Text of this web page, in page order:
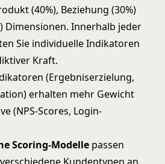
(40%), Beziehung (30%)
Dimensionen. Innerhalb jeder
Sie individuelle Indikatoren
Kraft.
(Ergebniserzielung,
erhalten mehr Gewicht
(NPS-Scores, Login-
Scoring-Modelle passen